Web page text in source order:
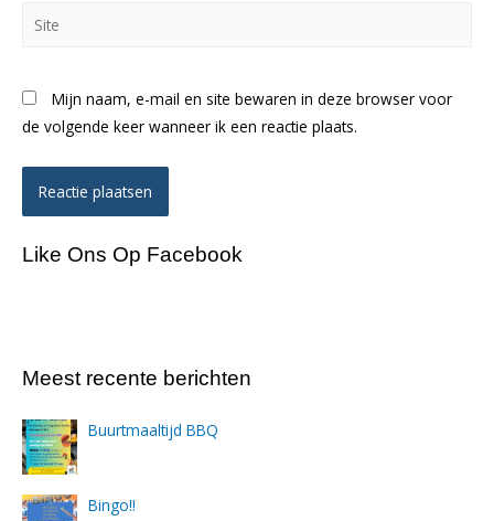
Mijn naam, e-mail en site bewaren in deze browser voor
de volgende keer wanneer ik een reactie plaats.
Like Ons Op Facebook
Meest recente berichten
Buurtmaaltijd BBQ
Bingo!!